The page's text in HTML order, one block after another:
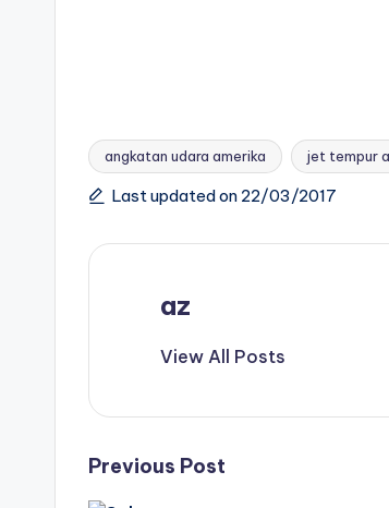
Tags:
angkatan udara amerika jet tempur
Last updated on 22/03/2017
az
View All Posts
Post
Previous Post